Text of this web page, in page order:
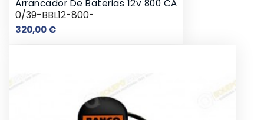
Arrancador De Baterias 12v 800 CA
0/39-BBL12-800-
320,00 €Precio